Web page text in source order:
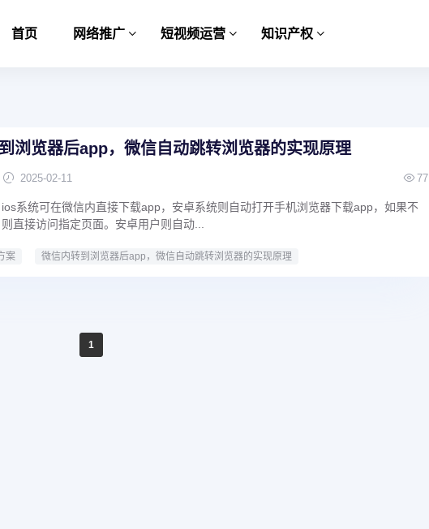
首页 网络推广 短视频运营 知识产权
浏览器后app，微信自动跳转浏览器的实现原理
2025-02-11 77
系统可在微信内直接下载app，安卓系统则自动打开手机浏览器下载app，如果不
直接访问指定页面。安卓用户则自动...
案 微信内转到浏览器后app，微信自动跳转浏览器的实现原理
1